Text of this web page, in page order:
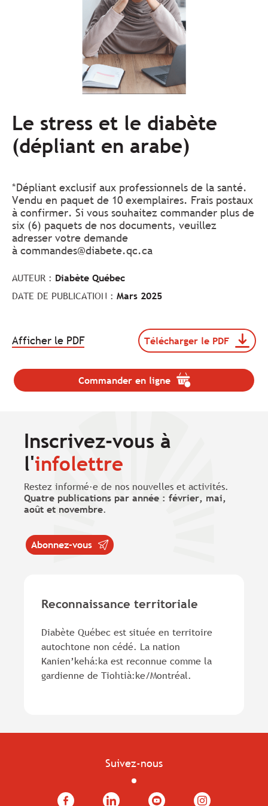
Le stress et le diabète
(dépliant en arabe)
*Dépliant exclusif aux professionnels de la santé.
Vendu en paquet de 10 exemplaires. Frais postaux
à confirmer. Si vous souhaitez commander plus de
six (6) paquets de nos documents, veuillez
adresser votre demande
à commandes@diabete.qc.ca
AUTEUR : Diabète Québec
DATE DE PUBLICATION : Mars 2025
Afficher le PDF.
Le
va
s'ouvrir
onglet.
Télécharger le PDF
Télécharger
le
document
(format
513
Ko).
Commander en ligne
.
Le
s'ouvrir
dans
Inscrivez-vous à
l'infolettre
Restez informé·e de nos nouvelles et activités.
Quatre publications par année : février, mai,
août et novembre.
Abonnez-vous
Reconnaissance territoriale
Diabète Québec est située en territoire
autochtone non cédé. La nation
Kanien’kehá:ka est reconnue comme la
gardienne de Tiohtià:ke/Montréal.
Suivez-nous
Facebook LinkedIn YouTube Instagram